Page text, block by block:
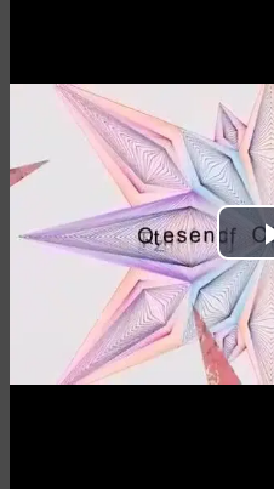
Play
Video